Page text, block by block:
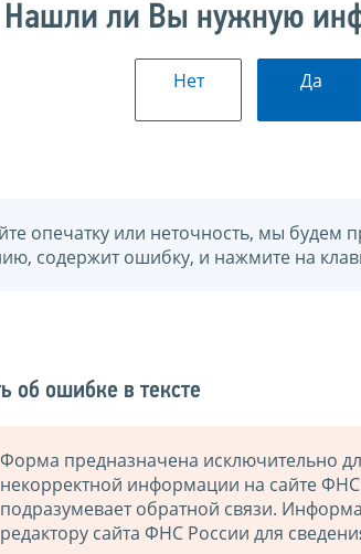
Нашли ли Вы нужную
Нет Да
опечатку или неточность, мы будем
содержит ошибку, и нажмите на
об ошибке в тексте
Форма предназначена исключительно
некорректной информации на сайте
подразумевает обратной связи.
редактору сайта ФНС России для